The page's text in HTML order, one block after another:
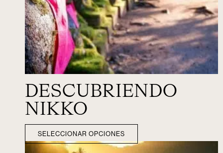
DESCUBRIENDO
NIKKO
SELECCIONAR OPCIONES